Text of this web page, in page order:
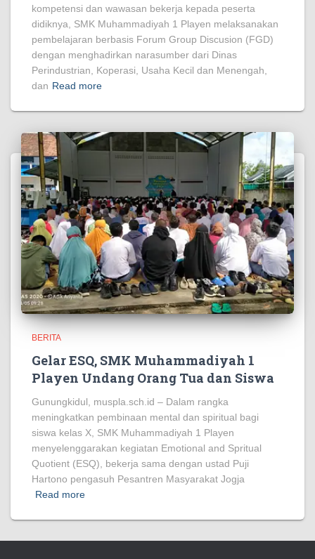
kompetensi dan wawasan bekerja kepada peserta
didiknya, SMK Muhammadiyah 1 Playen melaksanakan
pembelajaran berbasis Forum Group Discusion (FGD)
dengan menghadirkan narasumber dari Dinas
Perindustrian, Koperasi, Usaha Kecil dan Menengah,
dan Read more
BERITA
Gelar ESQ, SMK Muhammadiyah 1
Playen Undang Orang Tua dan Siswa
Gunungkidul, muspla.sch.id – Dalam rangka
meningkatkan pembinaan mental dan spiritual bagi
siswa kelas X, SMK Muhammadiyah 1 Playen
menyelenggarakan kegiatan Emotional and Spritual
Quotient (ESQ), bekerja sama dengan ustad Puji
Hartono pengasuh Pesantren Masyarakat Jogja
Read more